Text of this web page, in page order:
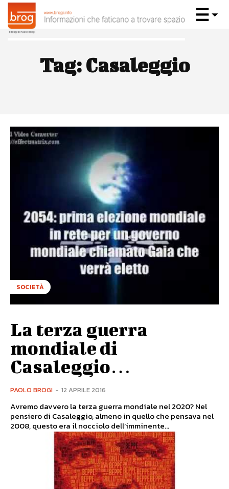
Tag: Casaleggio
SOCIETÀ
La terza guerra
mondiale di
Casaleggio…
PAOLO BROGI - 12 APRILE 2016
Avremo davvero la terza guerra mondiale nel 2020? Nel
pensiero di Casaleggio, almeno in quello che pensava nel
2008, questo era il nocciolo dell’imminente...